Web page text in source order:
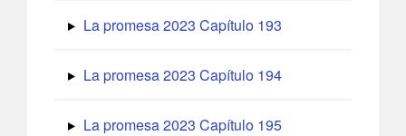
La promesa 2023 Capítulo 193
La promesa 2023 Capítulo 194
La promesa 2023 Capítulo 195